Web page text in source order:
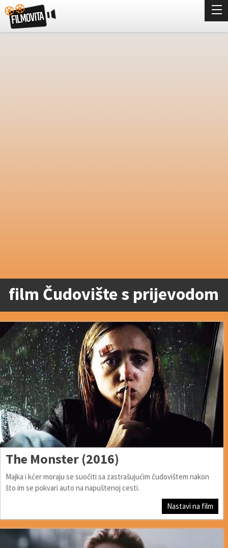
film Čudovište s prijevodom
The Monster (2016)
Majka i kćer moraju se suočiti sa zastrašujućim čudovištem nakon
što im se pokvari auto na napuštenoj cesti.
Nastavi na film